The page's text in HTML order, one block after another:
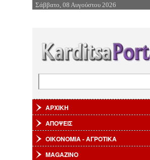
Επιστροφή στην Πλοήγηση
Σάββατο, 08 Αυγούστου 2026
ΑΡΧΙΚΗ
ΑΠΟΨΕΙΣ
ΟΙΚΟΝΟΜΙΑ - ΑΓΡΟΤΙΚΑ
MAGAZINO